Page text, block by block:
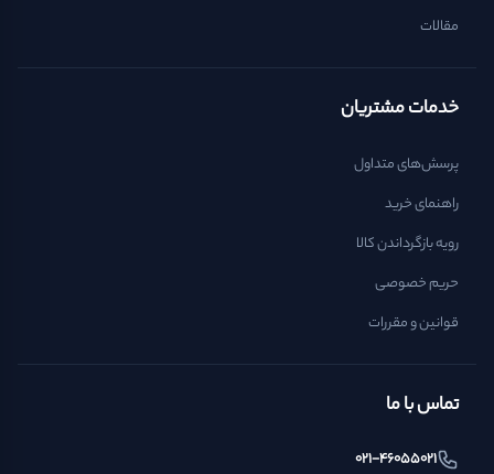
مقالات
خدمات مشتریان
پرسش‌های متداول
راهنمای خرید
رویه بازگرداندن کالا
حریم خصوصی
قوانین و مقررات
تماس با ما
021-46055021